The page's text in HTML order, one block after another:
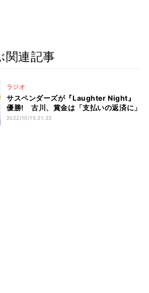
関連記事
ラジオ
サスペンダーズが『Laughter Night』
優勝! 古川、賞金は「支払いの返済に」
2022/10/15 21:33